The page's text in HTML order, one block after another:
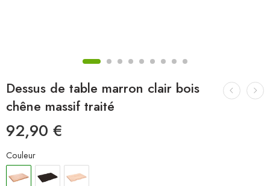
Dessus de table marron clair bois
chêne massif traité
92,90 €
Couleur